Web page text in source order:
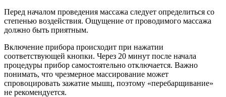
Перед началом проведения массажа следует определиться со
степенью воздействия. Ощущение от проводимого массажа
должно быть приятным.
Включение прибора происходит при нажатии
соответствующей кнопки. Через 20 минут после начала
процедуры прибор самостоятельно отключается. Важно
понимать, что чрезмерное массирование может
спровоцировать зажатие мышц, поэтому «перебарщивание»
не рекомендуется.